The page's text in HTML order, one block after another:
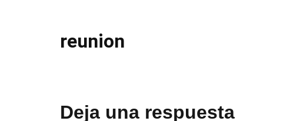
reunion
Deja una respuesta